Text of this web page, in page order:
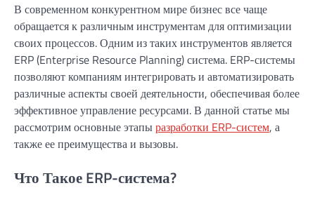
В современном конкурентном мире бизнес все чаще
обращается к различным инструментам для оптимизации
своих процессов. Одним из таких инструментов является
ERP (Enterprise Resource Planning) система. ERP-системы
позволяют компаниям интегрировать и автоматизировать
различные аспекты своей деятельности, обеспечивая более
эффективное управление ресурсами. В данной статье мы
рассмотрим основные этапыразработки ERP-систем, а
также ее преимущества и вызовы.
Что Такое ERP-система?